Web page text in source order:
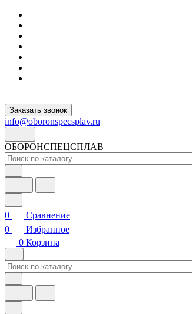
Заказать звонок
info@oboronspecsplav.ru
ОБОРОНСПЕЦСПЛАВ
0
Сравнение
0
Избранное
0 Корзина